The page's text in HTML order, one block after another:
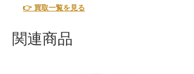
👉 買取一覧を見る
関連商品